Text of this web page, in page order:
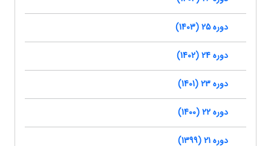
دوره 25 (1403)
دوره 24 (1402)
دوره 23 (1401)
دوره 22 (1400)
دوره 21 (1399)